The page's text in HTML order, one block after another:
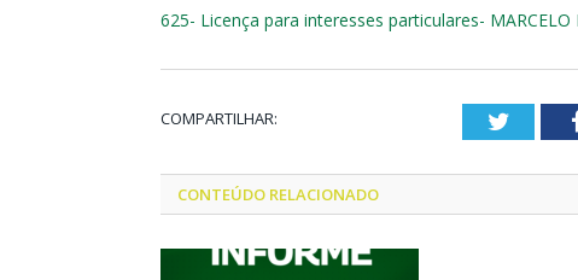
625- Licença para interesses particulares- MARCELO
COMPARTILHAR:
CONTEÚDO RELACIONADO